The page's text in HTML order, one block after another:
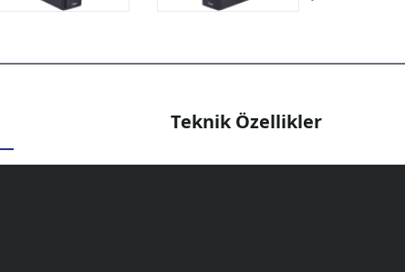
Teknik Özellikler